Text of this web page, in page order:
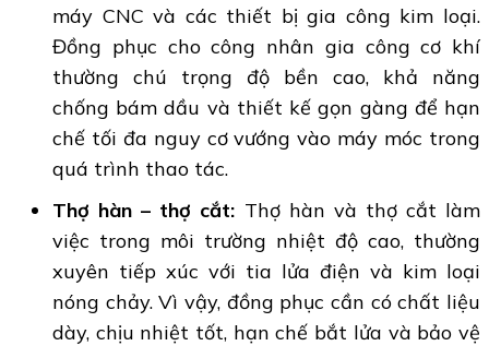
máy CNC và các thiết bị gia công kim loại.
Đồng phục cho công nhân gia công cơ khí
thường chú trọng độ bền cao, khả năng
chống bám dầu và thiết kế gọn gàng để hạn
chế tối đa nguy cơ vướng vào máy móc trong
quá trình thao tác.
Thợ hàn – thợ cắt: Thợ hàn và thợ cắt làm
việc trong môi trường nhiệt độ cao, thường
xuyên tiếp xúc với tia lửa điện và kim loại
nóng chảy. Vì vậy, đồng phục cần có chất liệu
dày, chịu nhiệt tốt, hạn chế bắt lửa và bảo vệ